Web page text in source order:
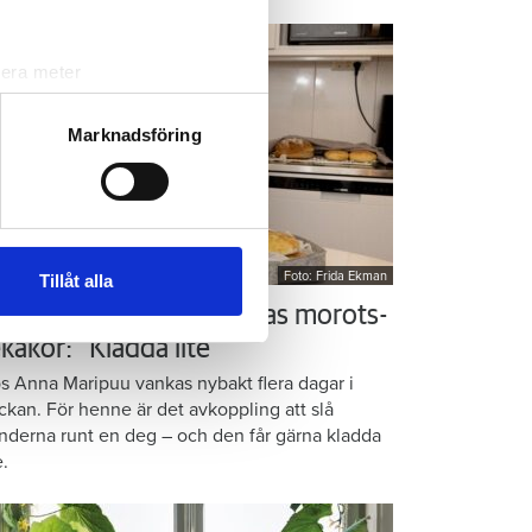
meter
. Du kan ändra
information från din enhet
kombinera informationen
Marknadsföring
Tillåt alla Foto: Frida Ekman
för att få till Annas morots-
”Kladda lite”
Anna Maripuu vankas nybakt flera dagar i
För henne är det avkoppling att slå
runt en deg – och den får gärna kladda